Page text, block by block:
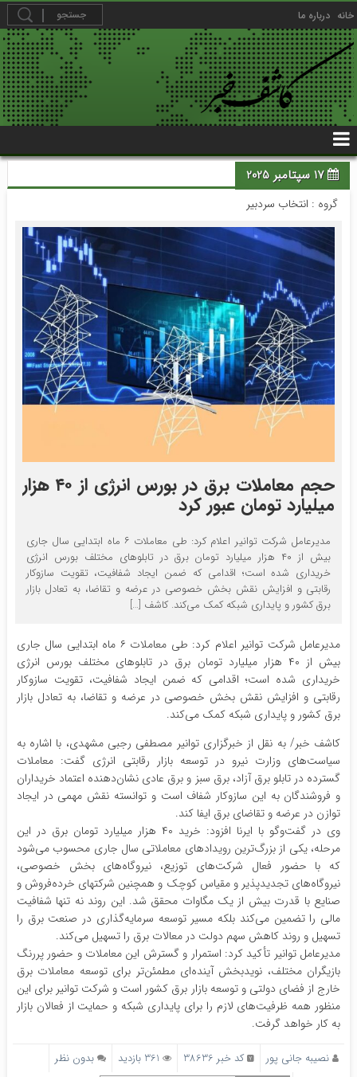
خانه درباره ما
17 سپتامبر 2025
گروه : انتخاب سردبیر
حجم معاملات برق در بورس انرژی از ۴۰ هزار
میلیارد تومان عبور کرد
مدیرعامل شرکت توانیر اعلام کرد: طی معاملات ۶ ماه ابتدایی سال جاری
بیش از ۴۰ هزار میلیارد تومان برق در تابلوهای مختلف بورس انرژی
خریداری شده است؛ اقدامی که ضمن ایجاد شفافیت، تقویت سازوکار
رقابتی و افزایش نقش بخش خصوصی در عرضه و تقاضا، به تعادل بازار
برق کشور و پایداری شبکه کمک می‌کند. کاشف […]
مدیرعامل شرکت توانیر اعلام کرد: طی معاملات ۶ ماه ابتدایی سال جاری
بیش از ۴۰ هزار میلیارد تومان برق در تابلوهای مختلف بورس انرژی
خریداری شده است؛ اقدامی که ضمن ایجاد شفافیت، تقویت سازوکار
رقابتی و افزایش نقش بخش خصوصی در عرضه و تقاضا، به تعادل بازار
برق کشور و پایداری شبکه کمک می‌کند.
کاشف خبر/ به نقل از خبرگزاری توانیر مصطفی رجبی مشهدی، با اشاره به
سیاست‌های وزارت نیرو در توسعه بازار رقابتی انرژی گفت: معاملات
گسترده در تابلو برق آزاد، برق سبز و برق عادی نشان‌دهنده اعتماد خریداران
و فروشندگان به این سازوکار شفاف است و توانسته نقش مهمی در ایجاد
توازن در عرضه و تقاضای برق ایفا کند.
وی در گفت‌وگو با ایرنا افزود: خرید ۴۰ هزار میلیارد تومان برق در این
مرحله، یکی از بزرگ‌ترین رویدادهای معاملاتی سال جاری محسوب می‌شود
که با حضور فعال شرکت‌های توزیع، نیروگاه‌های بخش خصوصی،
نیروگاه‌های تجدیدپذیر و مقیاس کوچک و همچنین شرکتهای خرده‌فروش و
صنایع با قدرت بیش از یک مگاوات محقق شد. این روند نه تنها شفافیت
مالی را تضمین می‌کند بلکه مسیر توسعه سرمایه‌گذاری در صنعت برق را
تسهیل و روند کاهش سهم دولت در معالات برق را تسهیل می‌کند.
مدیرعامل توانیر تأکید کرد: استمرار و گسترش این معاملات و حضور پررنگ
بازیگران مختلف، نویدبخش آینده‌ای مطمئن‌تر برای توسعه معاملات برق
خارج از فضای دولتی و توسعه بازار برق کشور است و شرکت توانیر برای این
منظور همه ظرفیت‌های لازم را برای پایداری شبکه و حمایت از فعالان بازار
به کار خواهد گرفت.
نصیبه جانی پور کد خبر 38636 361 بازدید
بدون نظر